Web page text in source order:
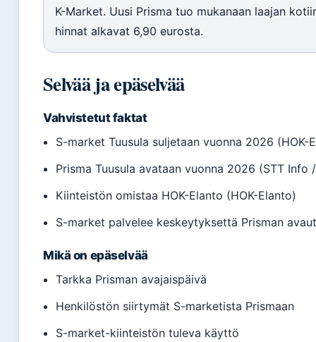
K-Market. Uusi Prisma tuo mukanaan laajan
hinnat alkavat 6,90 eurosta.
Selvää ja epäselvää
Vahvistetut faktat
S-market Tuusula suljetaan vuonna 2026 (HOK-
Prisma Tuusula avataan vuonna 2026 (STT Info
Kiinteistön omistaa HOK-Elanto (HOK-Elanto)
S-market palvelee keskeytyksettä Prisman
Mikä on epäselvää
Tarkka Prisman avajaispäivä
Henkilöstön siirtymät S-marketista Prismaan
S-market-kiinteistön tuleva käyttö